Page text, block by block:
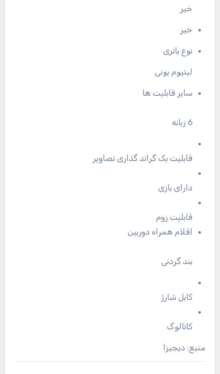
خیر
خیر
نوع باتری
لیتیوم یونی
سایر قابلیت ها
6 زبانه
قابلیت بک گراند گذاری تصاویر
دارای بازی
قابلیت زوم
اقلام همراه دوربین
بند گردنی
کابل شارژ
کاتالوگ
منبع: دیجیزا